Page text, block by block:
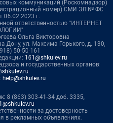
коммуникаций (Роскомнадзор)
номер) СМИ ЭЛ № ФС
06.02.2023 г.
ответственностью "ИНТЕРНЕТ
Ольга Викторовна
Дону, ул. Максима Горького, д. 130,
50-50-161
161@shkulev.ru
и государственных органов:
help@shkulev.ru
8 (863) 303-41-34 доб. 3335,
за достоверность
в рекламных объявлениях.